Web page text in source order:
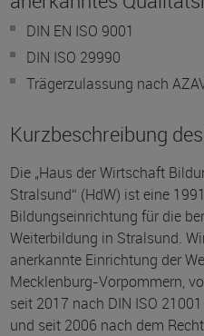
DIN EN ISO 9001
DIN ISO 29990
Trägerzulassung nach
Kurzbeschreibung
Die „Haus der Wirtschaft
Stralsund“ (HdW) ist eine
Bildungseinrichtung für die
Weiterbildung in Stralsund.
anerkannte Einrichtung der
Mecklenburg-Vorpommern,
seit 2017 nach DIN ISO
und seit 2006 nach dem